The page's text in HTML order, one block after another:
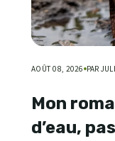
AOÛT 08, 2026 PAR
Mon
d’eau,